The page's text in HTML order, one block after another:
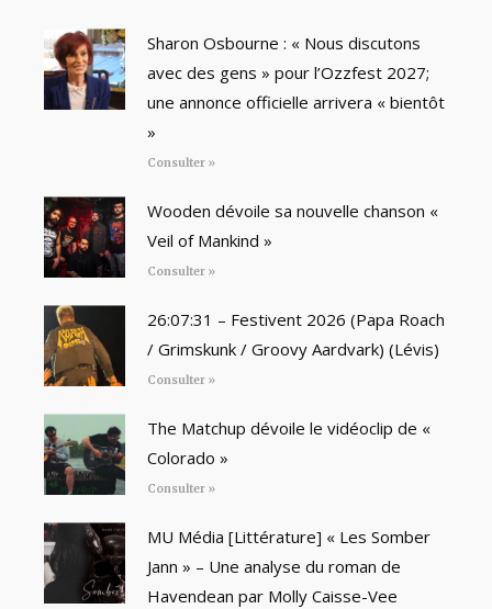
Sharon Osbourne : « Nous discutons
avec des gens » pour l’Ozzfest 2027;
une annonce officielle arrivera « bientôt
»
Consulter »
Wooden dévoile sa nouvelle chanson «
Veil of Mankind »
Consulter »
26:07:31 – Festivent 2026 (Papa Roach
/ Grimskunk / Groovy Aardvark) (Lévis)
Consulter »
The Matchup dévoile le vidéoclip de «
Colorado »
Consulter »
MU Média [Littérature] « Les Somber
Jann » – Une analyse du roman de
Havendean par Molly Caisse-Vee